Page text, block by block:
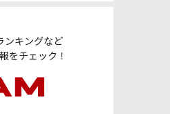
ンキングなど
をチェック！